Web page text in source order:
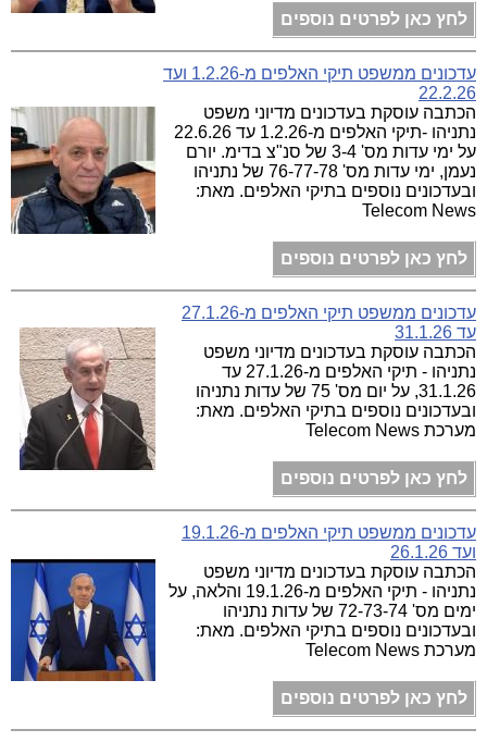
לחץ כאן לפרטים נוספים
עדכונים ממשפט תיקי האלפים מ-1.2.26 ועד
22.2.26
הכתבה עוסקת בעדכונים מדיוני משפט
נתניהו -תיקי האלפים מ-1.2.26 עד 22.6.26
על ימי עדות מס' 3-4 של סנ"צ בדימ. יורם
נעמן, ימי עדות מס' 76-77-78 של נתניהו
ובעדכונים נוספים בתיקי האלפים. מאת:
Telecom News
לחץ כאן לפרטים נוספים
עדכונים ממשפט תיקי האלפים מ-27.1.26
עד 31.1.26
הכתבה עוסקת בעדכונים מדיוני משפט
נתניהו - תיקי האלפים מ-27.1.26 עד
31.1.26, על יום מס' 75 של עדות נתניהו
ובעדכונים נוספים בתיקי האלפים. מאת:
מערכת Telecom News
לחץ כאן לפרטים נוספים
עדכונים ממשפט תיקי האלפים מ-19.1.26
ועד 26.1.26
הכתבה עוסקת בעדכונים מדיוני משפט
נתניהו - תיקי האלפים מ-19.1.26 והלאה, על
ימים מס' 72-73-74 של עדות נתניהו
ובעדכונים נוספים בתיקי האלפים. מאת:
מערכת Telecom News
לחץ כאן לפרטים נוספים